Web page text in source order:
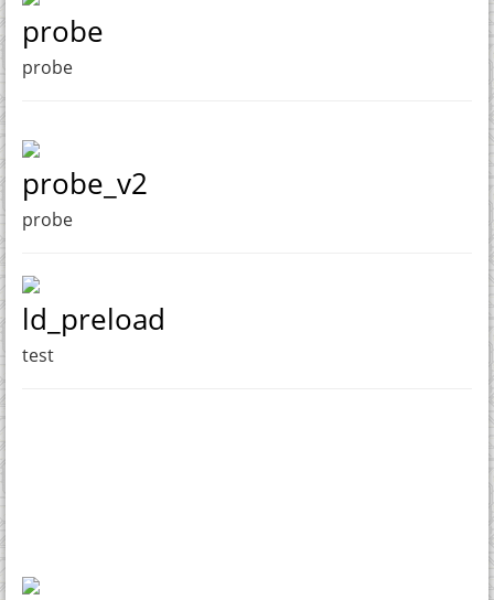
probe
probe
probe_v2
probe
ld_preload
test